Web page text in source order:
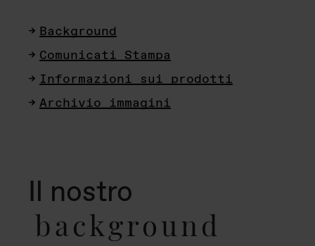
Background
Comunicati Stampa
Informazioni sui prodotti
Archivio immagini
Il nostro
background